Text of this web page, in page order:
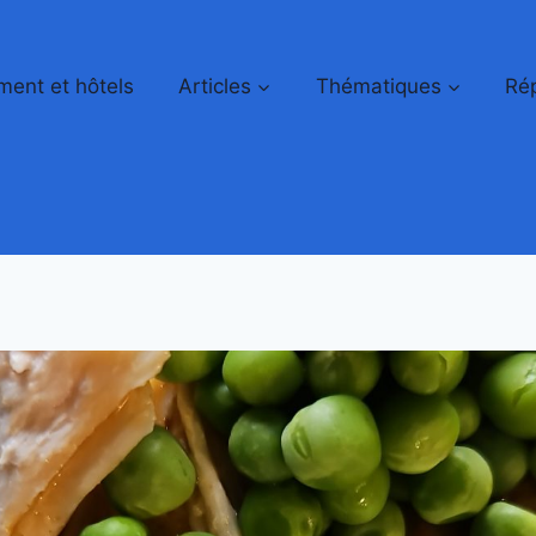
et hôtels Articles Thématiques